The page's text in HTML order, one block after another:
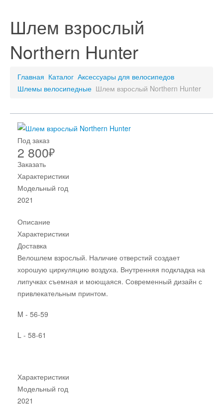
Шлем взрослый
Northern Hunter
Главная Каталог Аксессуары для велосипедов
Шлемы велосипедные Шлем взрослый Northern Hunter
Под заказ
2 800₽
Заказать
Характеристики
Модельный год
2021
Описание
Характеристики
Доставка
Велошлем взрослый. Наличие отверстий создает
хорошую циркуляцию воздуха. Внутренняя подкладка на
липучках съемная и моющаяся. Современный дизайн с
привлекательным принтом.
M - 56-59
L - 58-61
Характеристики
Модельный год
2021